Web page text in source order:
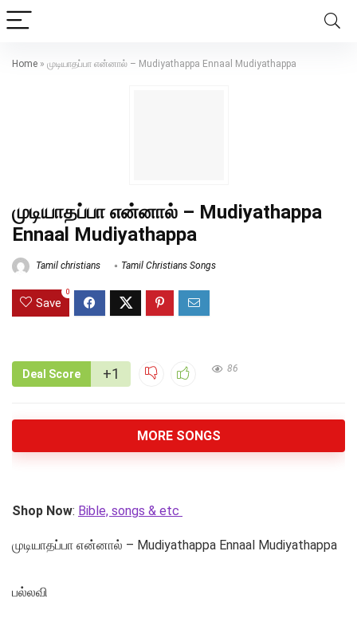
Home » முடியாதப்பா என்னால் – Mudiyathappa Ennaal Mudiyathappa
முடியாதப்பா என்னால் – Mudiyathappa
Ennaal Mudiyathappa
Tamil christians Tamil Christians Songs
Save
0
Deal Score +1 86
MORE SONGS
Shop Now: Bible, songs & etc
முடியாதப்பா என்னால் – Mudiyathappa Ennaal Mudiyathappa
பல்லவி